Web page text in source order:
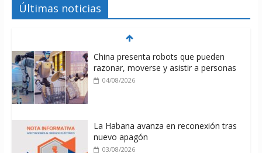
Últimas noticias
China presenta robots que pueden
razonar, moverse y asistir a personas
04/08/2026
La Habana avanza en reconexión tras
nuevo apagón
03/08/2026